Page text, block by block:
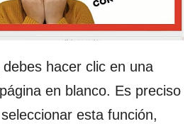
hacer clic en una
en blanco. Es preciso
esta función,